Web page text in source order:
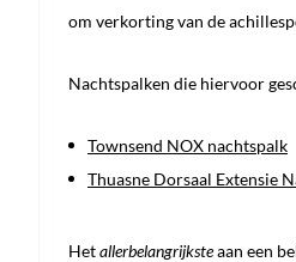
om verkorting van de
Nachtspalken die hiervoor
Townsend NOX nachtspalk
Thuasne Dorsaal Extensie
Hetallerbelangrijksteaan een